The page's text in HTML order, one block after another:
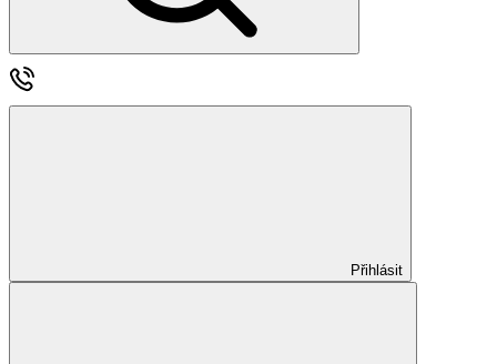
Přihlásit